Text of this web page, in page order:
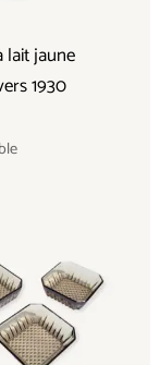
lait jaune
1930